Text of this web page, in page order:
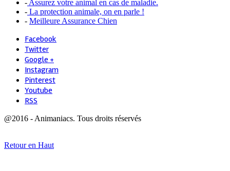
- Assurez votre animal en cas de maladie.
- La protection animale, on en parle !
- Meilleure Assurance Chien
Facebook
Twitter
Google +
Instagram
Pinterest
Youtube
RSS
@2016 - Animaniacs. Tous droits réservés
Retour en Haut